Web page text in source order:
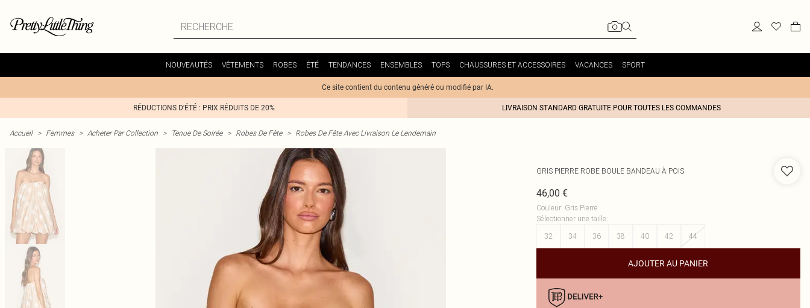
NOUVEAUTÉS VÊTEMENTS ROBES ÉTÉ TENDANCES ENSEMBLES TOPS CHAUSSURES ET ACCESSOIRES VACANCES SPORT
Ce site contient du contenu généré ou modifié par IA.
RÉDUCTIONS D'ÉTÉ : PRIX RÉDUITS DE 20% LIVRAISON STANDARD GRATUITE POUR TOUTES LES COMMANDES
Accueil > Femmes > Acheter Par Collection > Tenue De Soirée > Robes De Fête > Robes De Fête Avec Livraison Le Lendemain
GRIS PIERRE ROBE BOULE BANDEAU À POIS
46,00 €
Couleur: Gris Pierre
Sélectionner une taille:
32
34 36 38 40 42 44
AJOUTER AU PANIER